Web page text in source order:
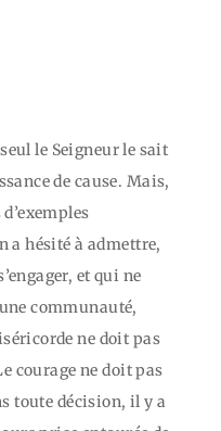
le Seigneur le sait
de cause. Mais,
a hésité à admettre,
et qui ne
communauté,
ne doit pas
courage ne doit pas
toute décision, il y a